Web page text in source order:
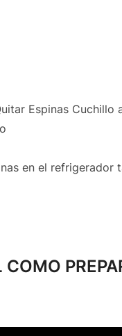
Espinas
en el